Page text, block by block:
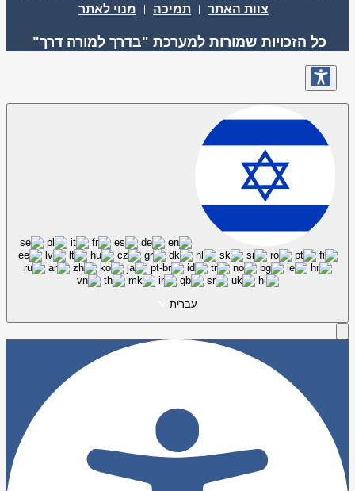
צוות האתר
תמיכה מנוי לאתר
כל הזכויות שמורות למערכת "בדרך למורה דרך"
עברית